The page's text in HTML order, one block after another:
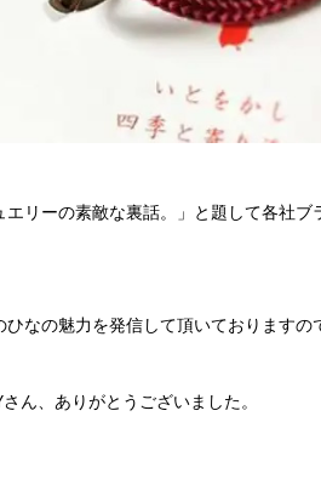
エリーの素敵な裏話。」と題して各社
なの魅力を発信して頂いておりますの
ん、ありがとうございました。